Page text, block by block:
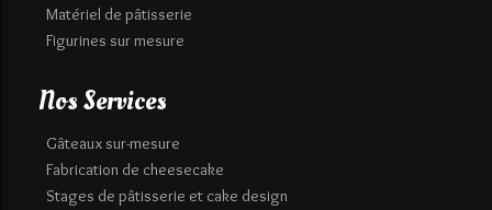
Matériel de pâtisserie
Figurines sur mesure
Nos Services
Gâteaux sur-mesure
Fabrication de cheesecake
Stages de pâtisserie et cake design